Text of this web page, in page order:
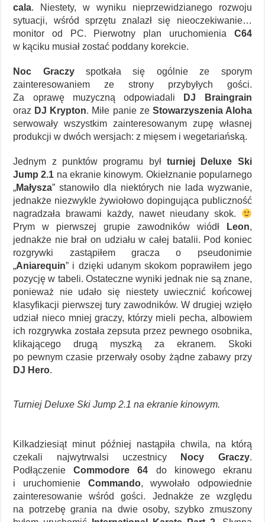
cala. Niestety, w wyniku nieprzewidzianego rozwoju
sytuacji, wśród sprzętu znalazł się nieoczekiwanie…
monitor od PC. Pierwotny plan uruchomienia C64
w kąciku musiał zostać poddany korekcie.
Noc Graczyspotkała się ogólnie ze sporym
zainteresowaniem ze strony przybyłych gości.
Za oprawę muzyczną odpowiadali
DJ Braingrain
oraz DJ Krypton. Miłe panie ze Stowarzyszenia Aloha
serwowały wszystkim zainteresowanym zupę własnej
produkcji w dwóch wersjach: z mięsem i wegetariańską.
Jednym z punktów programu byłturniej Deluxe Ski
Jump 2.1 na ekranie kinowym. Okiełznanie popularnego
„Małysza” stanowiło dla niektórych nie lada wyzwanie,
jednakże niezwykle żywiołowo dopingująca publiczność
nagradzała brawami każdy, nawet nieudany skok.
Prym w pierwszej grupie zawodników wiódł
Leon,
jednakże nie brał on udziału w całej batalii. Pod koniec
rozgrywki zastąpiłem gracza o pseudonimie
„Aniarequin” i dzięki udanym skokom poprawiłem jego
pozycję w tabeli. Ostateczne wyniki jednak nie są znane,
ponieważ nie udało się niestety uwiecznić końcowej
klasyfikacji pierwszej tury zawodników. W drugiej wzięło
udział nieco mniej graczy, którzy mieli pecha, albowiem
ich rozgrywka została zepsuta przez pewnego osobnika,
klikającego drugą myszką za ekranem. Skoki
po pewnym czasie przerwały osoby żądne zabawy przy
DJ Hero.
Turniej Deluxe Ski Jump 2.1 na ekranie kinowym.
Kilkadziesiąt minut później nastąpiła chwila, na którą
czekali najwytrwalsi uczestnicy
Nocy Graczy.
PodłączenieCommodore 64 do kinowego ekranu
i uruchomienie Commando, wywołało odpowiednie
zainteresowanie wśród gości. Jednakże ze względu
na potrzebę grania na dwie osoby, szybko zmuszony